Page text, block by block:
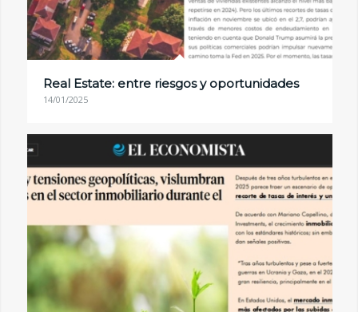
Real Estate: entre riesgos y oportunidades
14/01/2025